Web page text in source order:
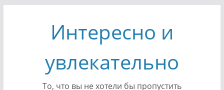
содержимомуИнтересно и
увлекательно
То, что вы не хотели бы пропустить